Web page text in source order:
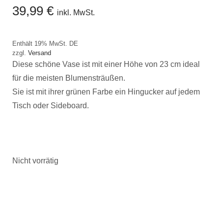
39,99 € inkl. MwSt.
Enthält 19% MwSt. DE
zzgl. Versand
Diese schöne Vase ist mit einer Höhe von 23 cm ideal
für die meisten Blumensträußen.
Sie ist mit ihrer grünen Farbe ein Hingucker auf jedem
Tisch oder Sideboard.
Nicht vorrätig